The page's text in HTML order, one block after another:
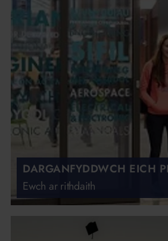
DARGANFYDDWCH EICH
Ewch ar rithdaith